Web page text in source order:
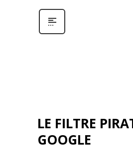
LE FILTRE
GOOGLE